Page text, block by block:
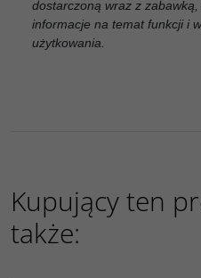
dostarczoną wraz z zabawką,
informacje na temat funkcji i
użytkowania.
Kupujący ten
także: